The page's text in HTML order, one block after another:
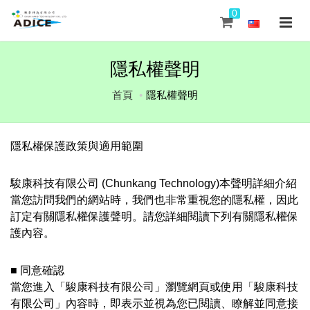
0
隱私權聲明
首頁 隱私權聲明
隱私權保護政策與適用範圍
駿康科技有限公司 (Chunkang Technology)本聲明詳細介紹
當您訪問我們的網站時，我們也非常重視您的隱私權，因此
訂定有關隱私權保護聲明。請您詳細閱讀下列有關隱私權保
護內容。
■ 同意確認
當您進入「駿康科技有限公司」瀏覽網頁或使用「駿康科技
有限公司」內容時，即表示並視為您已閱讀、瞭解並同意接